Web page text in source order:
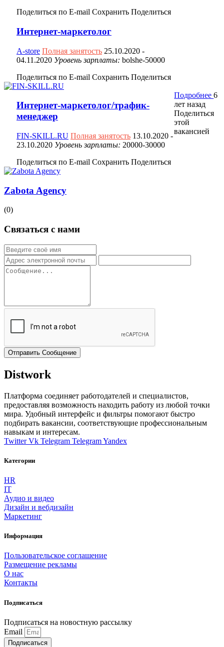
Поделиться по E-mail Сохранить Поделиться
Интернет-маркетолог
A-store Полная занятость 25.10.2020 -
04.11.2020 Уровень зарплаты: bolshe-50000
Поделиться по E-mail Сохранить Поделиться
Интернет-маркетолог/трафик-
менеджер
FIN-SKILL.RU Полная занятость 13.10.2020 -
23.10.2020 Уровень зарплаты: 20000-30000
Поделиться по E-mail Сохранить Поделиться
Подробнее6
лет назад
Поделиться
этой
вакансией
Zabota Agency
(0)
Связаться с нами
Отправить Сообщение
Distwork
Платформа соединяет работодателей и специалистов,
предоставляя возможность находить работу из любой точки
мира. Удобный интерфейс и фильтры помогают быстро
подбирать вакансии, соответствующие профессиональным
навыкам и интересам.
Twitter Vk Telegram TelegramYandex
Категории
HR
IT
Аудио и видео
Дизайн и вебдизайн
Маркетинг
Информация
Пользовательское соглашение
Размещение рекламы
О нас
Контакты
Подписаться
Подписаться на новостную рассылку
Email
Подписаться